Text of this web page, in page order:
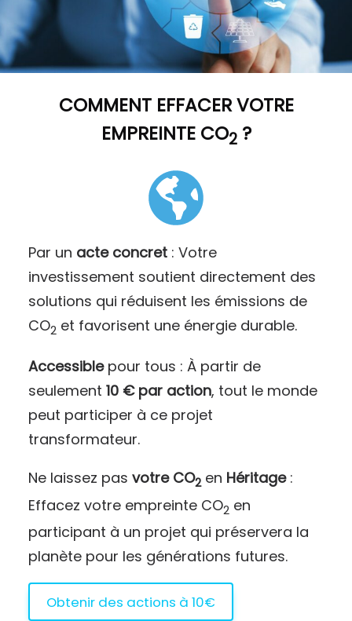
COMMENT EFFACER VOTRE
EMPREINTE CO2?
Par un acte concret: Votre
investissement soutient directement des
solutions qui réduisent les émissions de
CO2 et favorisent une énergie durable.
Accessiblepour tous : À partir de
seulement 10 € par action, tout le monde
peut participer à ce projet
transformateur.
Ne laissez pas votre CO2en Héritage:
Effacez votre empreinte CO2 en
participant à un projet qui préservera la
planète pour les générations futures.
Obtenir des actions à 10€